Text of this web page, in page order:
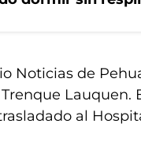
Noticias de
Lauquen.
al